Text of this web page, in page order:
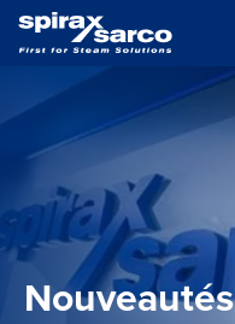
Nouveautés